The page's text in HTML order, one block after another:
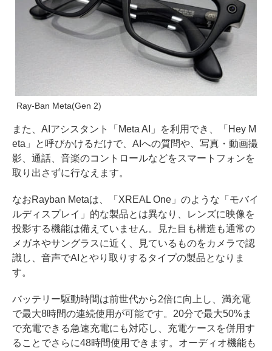
Ray-Ban Meta(Gen 2)
また、AIアシスタント「Meta AI」を利用でき、「Hey M
eta」と呼びかけるだけで、AIへの質問や、写真・動画撮
影、通話、音楽のコントロールなどをスマートフォンを
取り出さずに行なえます。
なおRayban Metaは、「XREAL One」のような「モバイ
ルディスプレイ」的な製品とは異なり、レンズに映像を
投影する機能は備えていません。見た目も構造も通常の
メガネやサングラスに近く、見ているものをカメラで認
識し、音声でAIとやり取りするタイプの製品となりま
す。
バッテリー駆動時間は前世代から2倍に向上し、満充電
で最大8時間の連続使用が可能です。20分で最大50%ま
で充電できる急速充電にも対応し、充電ケースを併用す
ることでさらに48時間使用できます。オーディオ機能も